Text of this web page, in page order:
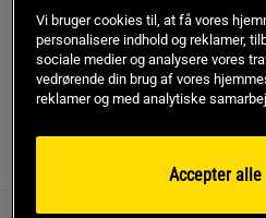
Premium Dragremme –
gentagelser
Læs mere
Anmeldelser
Vi bruger cookies til, at få vores
personalisere indhold og reklamer,
sociale medier og analysere vores
vedrørende din brug af vores
reklamer og med analytiske
Accepter alle